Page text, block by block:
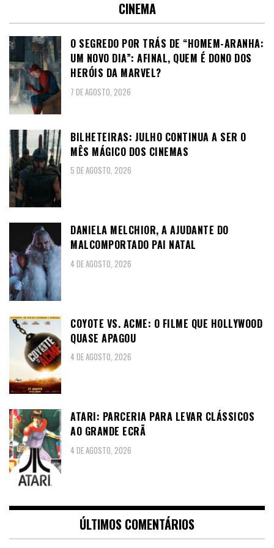
CINEMA
O SEGREDO POR TRÁS DE “HOMEM-ARANHA:
UM NOVO DIA”: AFINAL, QUEM É DONO DOS
HERÓIS DA MARVEL?
7 DE AGOSTO, 2026
BILHETEIRAS: JULHO CONTINUA A SER O
MÊS MÁGICO DOS CINEMAS
5 DE AGOSTO, 2026
DANIELA MELCHIOR, A AJUDANTE DO
MALCOMPORTADO PAI NATAL
4 DE AGOSTO, 2026
COYOTE VS. ACME: O FILME QUE HOLLYWOOD
QUASE APAGOU
4 DE AGOSTO, 2026
ATARI: PARCERIA PARA LEVAR CLÁSSICOS
AO GRANDE ECRÃ
4 DE AGOSTO, 2026
ÚLTIMOS COMENTÁRIOS